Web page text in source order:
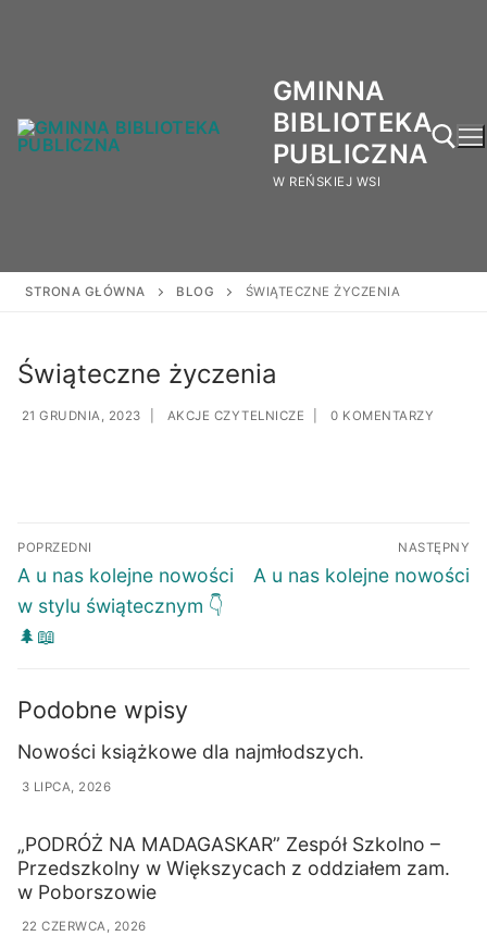
GMINNA
BIBLIOTEKA
PUBLICZNA
W REŃSKIEJ WSI
STRONA GŁÓWNA BLOG ŚWIĄTECZNE ŻYCZENIA
Świąteczne życzenia
21 GRUDNIA, 2023 AKCJE CZYTELNICZE 0 KOMENTARZY
POPRZEDNI
A u nas kolejne nowości
w stylu świątecznym 👇
🌲📖
NASTĘPNY
A u nas kolejne nowości
Podobne wpisy
Nowości książkowe dla najmłodszych.
3 LIPCA, 2026
„PODRÓŻ NA MADAGASKAR” Zespół Szkolno –
Przedszkolny w Większycach z oddziałem zam.
w Poborszowie
22 CZERWCA, 2026